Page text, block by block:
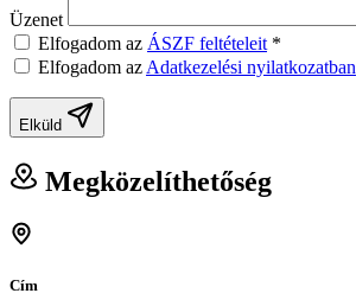
Üzenet
Elfogadom az ÁSZF feltételeit *
Elfogadom az Adatkezelési nyilatkozatban
Elküld
Megközelíthetőség
Cím